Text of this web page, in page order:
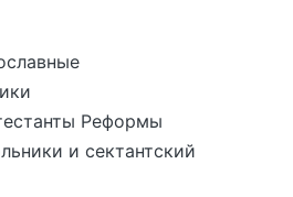
Реформы
и сектантский